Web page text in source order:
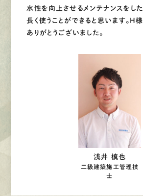
水性を向上させるメンテナンスをし
長く使うことができると思います。H
ありがとうございました。
浅井 槙也
二級建築施工管理技
士